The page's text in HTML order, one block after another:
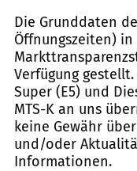
Die Grunddaten
Öffnungszeiten)
Verfügung
Super (E5) und
MTS-K an uns
keine Gewähr
und/oder
Informationen.